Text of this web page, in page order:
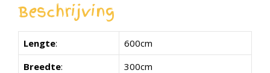
Beschrijving
Lengte:
600cm
Breedte:
300cm